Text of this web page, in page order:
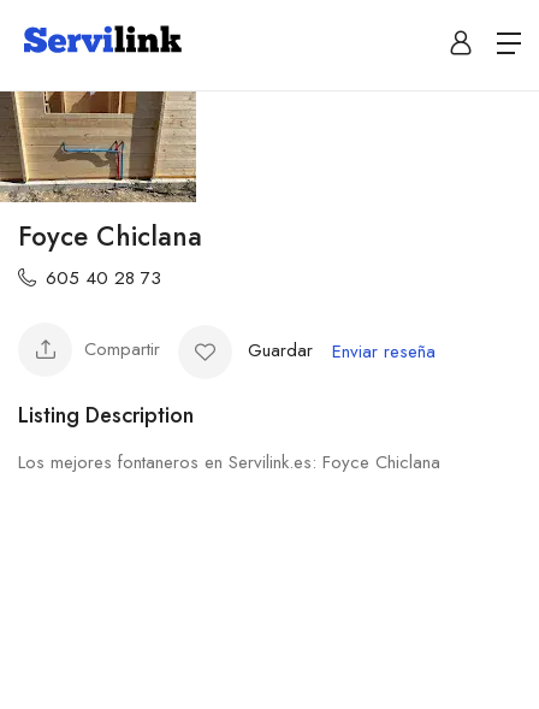
Foyce Chiclana
605 40 28 73
Compartir Guardar Enviar reseña
Listing Description
Los mejores fontaneros en Servilink.es: Foyce Chiclana